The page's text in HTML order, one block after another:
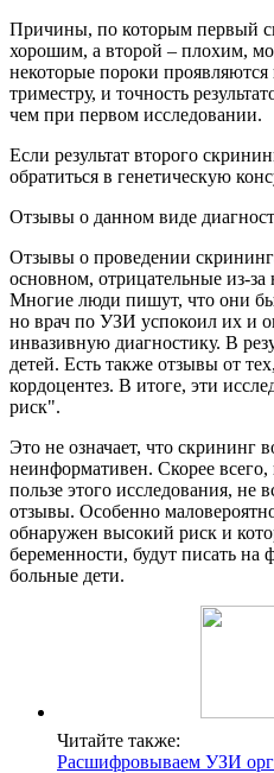
Причины, по которым первый
хорошим, а второй – плохим,
некоторые пороки
триместру, и точность
чем при первом исследовании.
Если результат второго
обратиться в генетическую
Отзывы о данном виде
Отзывы о проведении
основном, отрицательные из-за
Многие люди пишут, что они
но врач по УЗИ успокоил их и
инвазивную диагностику. В
детей. Есть также отзывы от
кордоцентез. В итоге, эти
риск".
Это не означает, что скрининг
неинформативен. Скорее всего,
пользе этого исследования,
отзывы. Особенно
обнаружен высокий риск и
беременности, будут писать
больные дети.
Читайте также:
Расшифровываем УЗИ